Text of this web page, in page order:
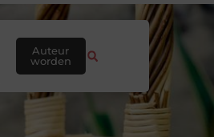
Auteur
worden